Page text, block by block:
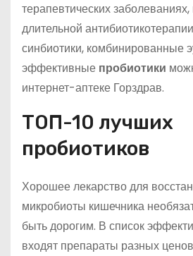
терапевтических заболеваниях,
длительной
синбиотики,
эффективные пробиотики
интернет-аптеке Горздрав.
ТОП-10 лучших
пробиотиков
Хорошее лекарство для
микробиоты кишечника
быть дорогим. В список
входят препараты разных